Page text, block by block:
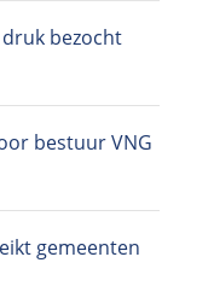
bezocht
bestuur VNG
gemeenten